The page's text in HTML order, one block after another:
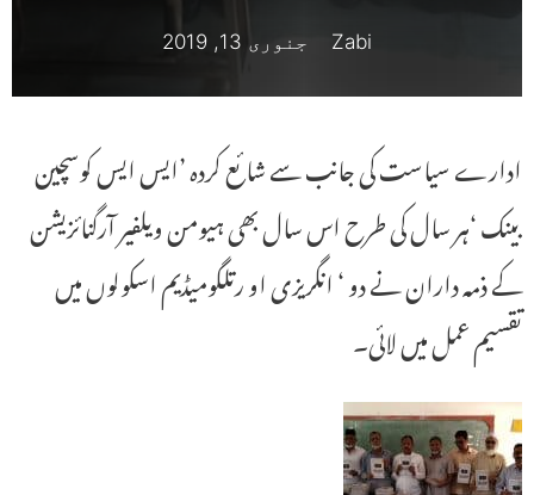
Zabi جنوری 13, 2019
ادارے سیاست کی جانب سے شائع کردہ ’ایس ایس کوسچین
بینک ‘ہر سال کی طرح اس سال بھی ہیومن ویلفیر آرگنائزیشن
کے ذمہ داران نے دو ‘ انگریزی او رتلگومیڈیم اسکولوں میں
تقسیم عمل میں لائی۔